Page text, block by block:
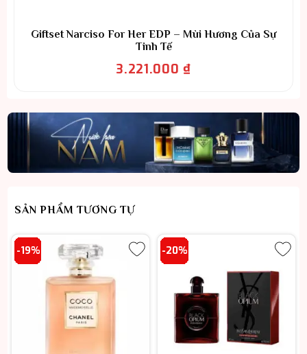
Giftset Narciso For Her EDP – Mùi Hương Của Sự
Tinh Tế
3.221.000₫
SẢN PHẨM TƯƠNG TỰ
-19% -20%